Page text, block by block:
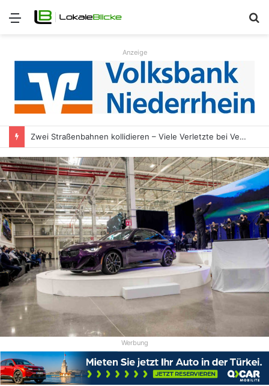
Menü
Anzeige
Zwei Straßenbahnen kollidieren – Viele Verletzte bei Verkehrsunfall
Werbung